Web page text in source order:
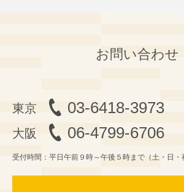
お問い合わせ
03-6418-3973
06-4799-6706
受付時間：平日午前９時～午後５時まで（土・日・